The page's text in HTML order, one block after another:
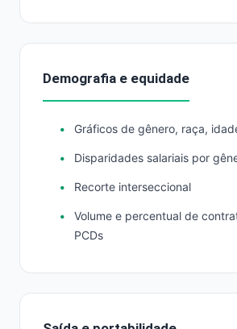
Demografia e equidade
Gráficos de gênero, raça,
Disparidades salariais por
Recorte interseccional
Volume e percentual de
PCDs